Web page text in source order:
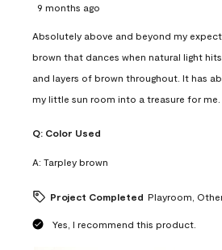
9 months ago
Absolutely above and beyond my
brown that dances when natural light
and layers of brown throughout. It has
my little sun room into a treasure for me.
Q: Color Used
A: Tarpley brown
Project Completed Playroom,
Yes, I recommend this product.